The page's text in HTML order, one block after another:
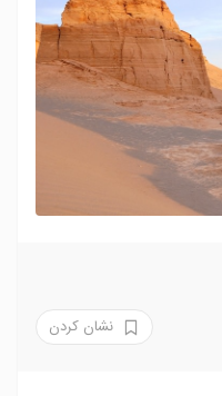
نشان کردن